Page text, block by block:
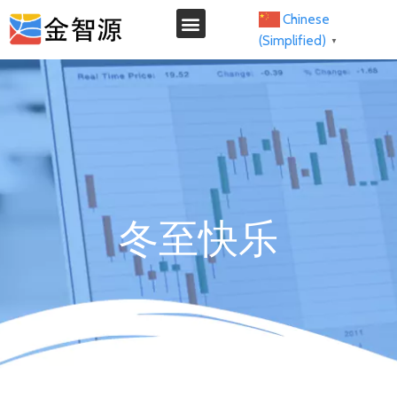
Chinese
(Simplified)
▼
冬至快乐